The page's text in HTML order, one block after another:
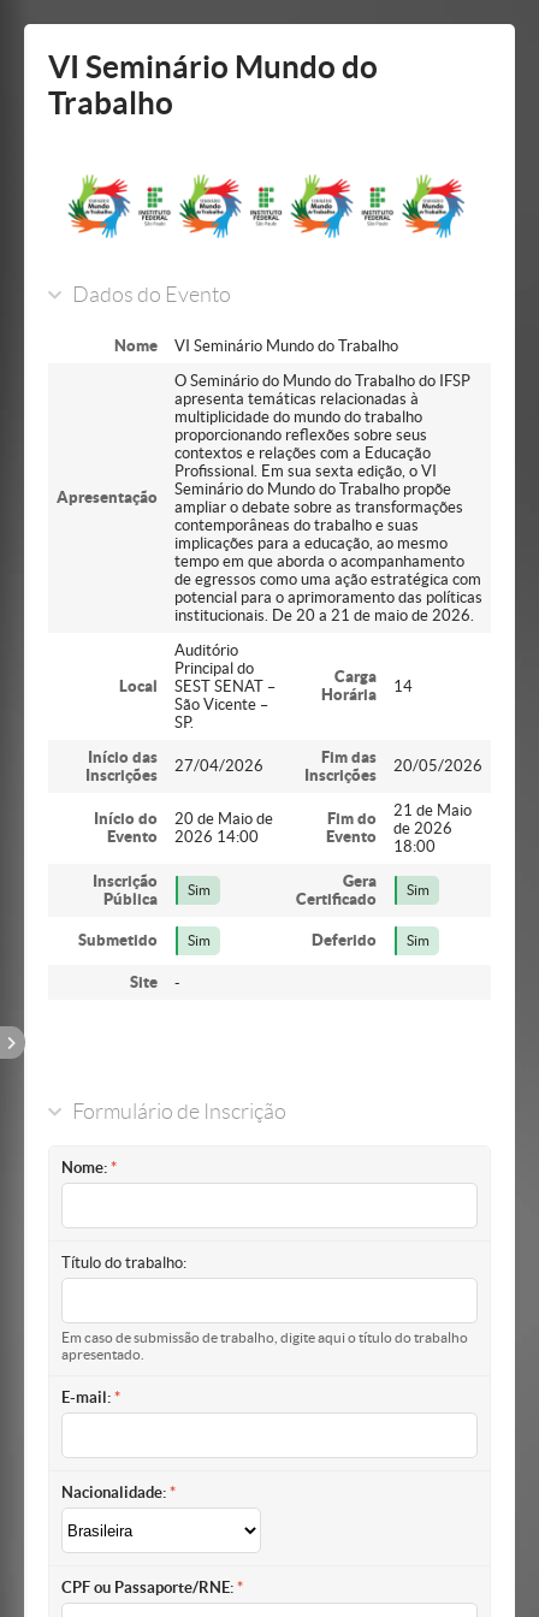
barra
VI Seminário Mundo do
Trabalho
Dados do Evento
Nome VI Seminário Mundo do Trabalho
Apresentação
O Seminário do Mundo do Trabalho do IFSP
apresenta temáticas relacionadas à
multiplicidade do mundo do trabalho
proporcionando reflexões sobre seus
contextos e relações com a Educação
Profissional. Em sua sexta edição, o VI
Seminário do Mundo do Trabalho propõe
ampliar o debate sobre as transformações
contemporâneas do trabalho e suas
implicações para a educação, ao mesmo
tempo em que aborda o acompanhamento
de egressos como uma ação estratégica com
potencial para o aprimoramento das políticas
institucionais. De 20 a 21 de maio de 2026.
Local
Auditório
Principal do
SEST SENAT –
São Vicente –
SP.
Carga
Horária
14
Início das
Inscrições
27/04/2026
Fim das
Inscrições
20/05/2026
Início do
Evento
20 de Maio de
2026 14:00
Fim do
Evento
21 de Maio
de 2026
18:00
Inscrição
Pública
Sim
Gera
Certificado
Sim
Submetido Sim Deferido Sim
Site -
Formulário de Inscrição
Nome:
Título do trabalho:
Em caso de submissão de trabalho, digite aqui o título do trabalho
apresentado.
E-mail:
Nacionalidade:
CPF ou Passaporte/RNE: